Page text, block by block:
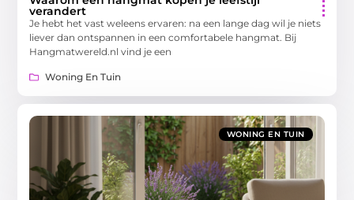
verandert
Je hebt het vast weleens ervaren: na een lange dag wil je niets
liever dan ontspannen in een comfortabele hangmat. Bij
Hangmatwereld.nl vind je een
Woning En Tuin
WONING EN TUIN